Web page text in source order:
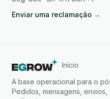
Enviar uma reclamação →
Início
A base operacional para o
Pedidos, mensagens,